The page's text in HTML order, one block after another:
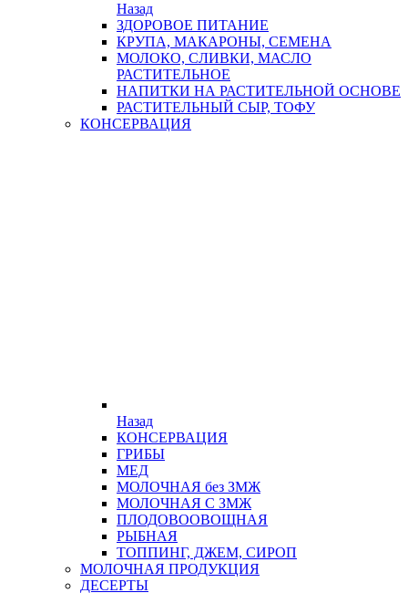
Назад
ЗДОРОВОЕ ПИТАНИЕ
КРУПА, МАКАРОНЫ, СЕМЕНА
МОЛОКО, СЛИВКИ, МАСЛО
РАСТИТЕЛЬНОЕ
НАПИТКИ НА РАСТИТЕЛЬНОЙ ОСНОВЕ
РАСТИТЕЛЬНЫЙ СЫР, ТОФУ
КОНСЕРВАЦИЯ
Назад
КОНСЕРВАЦИЯ
ГРИБЫ
МЕД
МОЛОЧНАЯ без ЗМЖ
МОЛОЧНАЯ С ЗМЖ
ПЛОДОВООВОЩНАЯ
РЫБНАЯ
ТОППИНГ, ДЖЕМ, СИРОП
МОЛОЧНАЯ ПРОДУКЦИЯ
ДЕСЕРТЫ